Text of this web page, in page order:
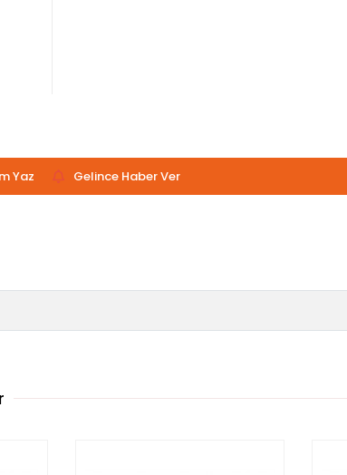
Yaz Gelince Haber Ver